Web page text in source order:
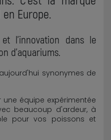
Europe.
l'innovation dans le
d'aquariums.
synonymes de
équipe expérimentée
beaucoup d'ardeur, à
pour vos poissons et